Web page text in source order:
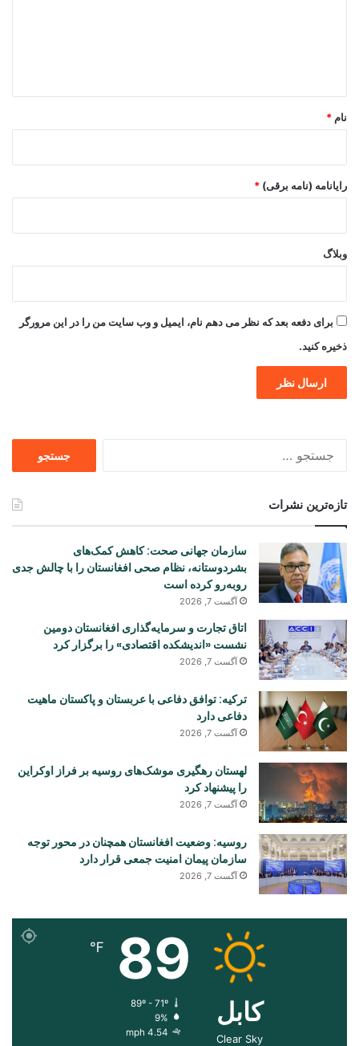
نام *
رایانامه (نامه برقی) *
وبلاگ
برای دفعه بعد که نظر می دهم نام، ایمیل و وب سایت من را در این مرورگر
ذخیره کنید.
تازه‌ترین نشرات
سازمان جهانی صحت: کاهش کمک‌های
بشردوستانه، نظام صحی افغانستان را با چالش جدی
روبه‌رو کرده است
آگست 7, 2026
اتاق تجارت و سرمایه‌گذاری افغانستان دومین
نشست «اندیشکده اقتصادی» را برگزار کرد
آگست 7, 2026
ترکیه: توافق دفاعی با عربستان و پاکستان ماهیت
دفاعی دارد
آگست 7, 2026
لهستان رهگیری موشک‌های روسیه بر فراز اوکراین
را پیشنهاد کرد
آگست 7, 2026
روسیه: وضعیت افغانستان همچنان در محور توجه
سازمان پیمان امنیت جمعی قرار دارد
آگست 7, 2026
کابل
Clear Sky
89
℉
89º - 71º
9%
4.54 mph